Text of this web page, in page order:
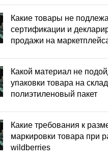
Какие товары не
сертификации и
продажи на
Какой материал не
упаковки товара на
полиэтиленовый пакет
Какие требования к
маркировки товара при
wildberries